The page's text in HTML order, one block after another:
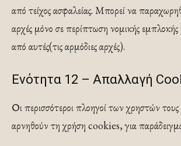
από τείχος ασφαλείας. Μπορεί να
αρχές μόνο σε περίπτωση νομικής εμπλοκής
από αυτές(τις αρμόδιες αρχές).
Ενότητα 12 – Απαλλαγή
Οι περισσότεροι πλοηγοί των χρηστών
αρνηθούν τη χρήση cookies, για